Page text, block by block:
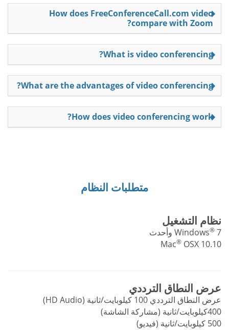
How does FreeConferenceCall.com video
compare with Zoom?
What is video conferencing?
What are the advantages of video conferencing?
How does video conferencing work?
متطلبات النظام
نظام التشغيل
Windows® 7 وأحدث
Mac® OSX 10.10
عرض النطاق الترددي
عرض النطاق الترددي 100 كيلوبايت/ثانية (HD Audio)
400كيلوبايت/ثانية (مشاركة الشاشة)
500 كيلوبايت/ثانية (فيديو)